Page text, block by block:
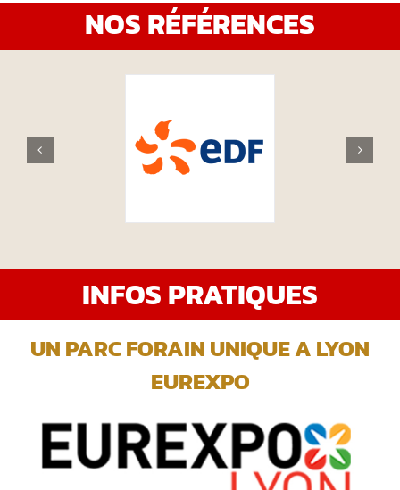
NOS RÉFÉRENCES
INFOS PRATIQUES
UN PARC FORAIN UNIQUE A LYON
EUREXPO